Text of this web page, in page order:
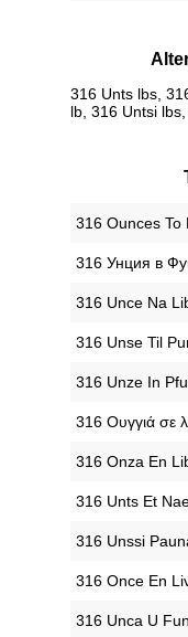
316 Unts lbs,
lb, 316 Untsi
‎316 Ounces To
‎316 Унция в
‎316 Unce Na
‎316 Unse Til
‎316 Unze In
‎316 Ουγγιά σε
‎316 Onza En
‎316 Unts Et
‎316 Unssi
‎316 Once En
‎316 Unca U